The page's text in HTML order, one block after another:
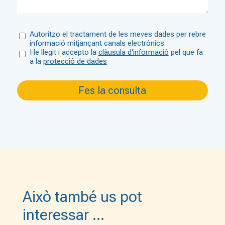
Autoritzo el tractament de les meves dades per rebre
informació mitjançant canals electrònics.
He llegit i accepto la clàusula d'informació pel que fa
a la protecció de dades
Això també us pot
interessar …